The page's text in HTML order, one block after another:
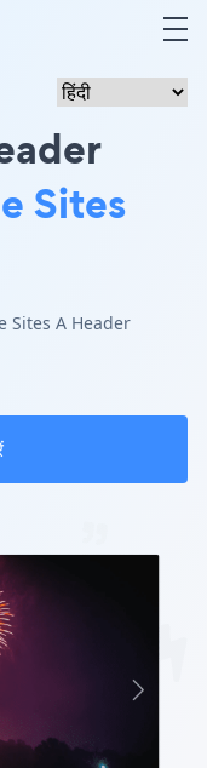
Sites
Sites A Header